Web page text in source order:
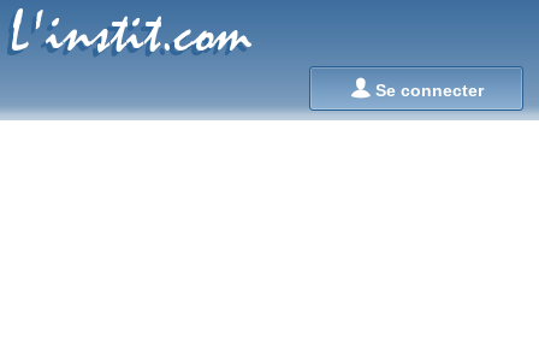
Se connecter
L'instit.com
L'instit.com